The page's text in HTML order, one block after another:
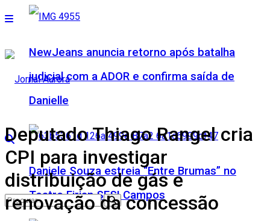
NewJeans anuncia retorno após batalha
judicial com a ADOR e confirma saída de
Danielle
Daniele Souza estreia “Entre Brumas” no
Teatro Firjan SESI Campos
Deputado Thiago Rangel cria
CPI para investigar
distribuição de gás e
renovação da concessão